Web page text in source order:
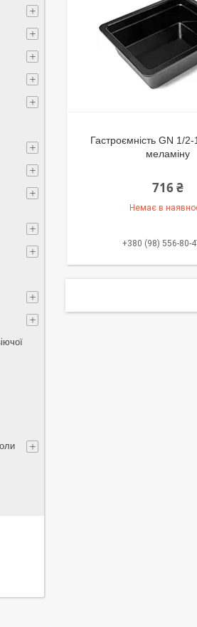
Гастроємність GN 1/
меламіну
716 ₴
Немає в
+380 (98) 556-80-